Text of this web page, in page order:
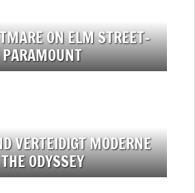
ON ELM STREET-
VERTEIDIGT MODERNE
ODYSSEY